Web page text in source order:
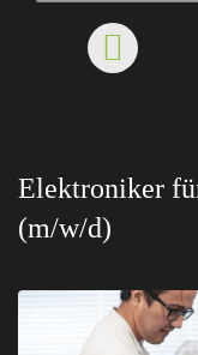
Elektroniker
(m/w/d)